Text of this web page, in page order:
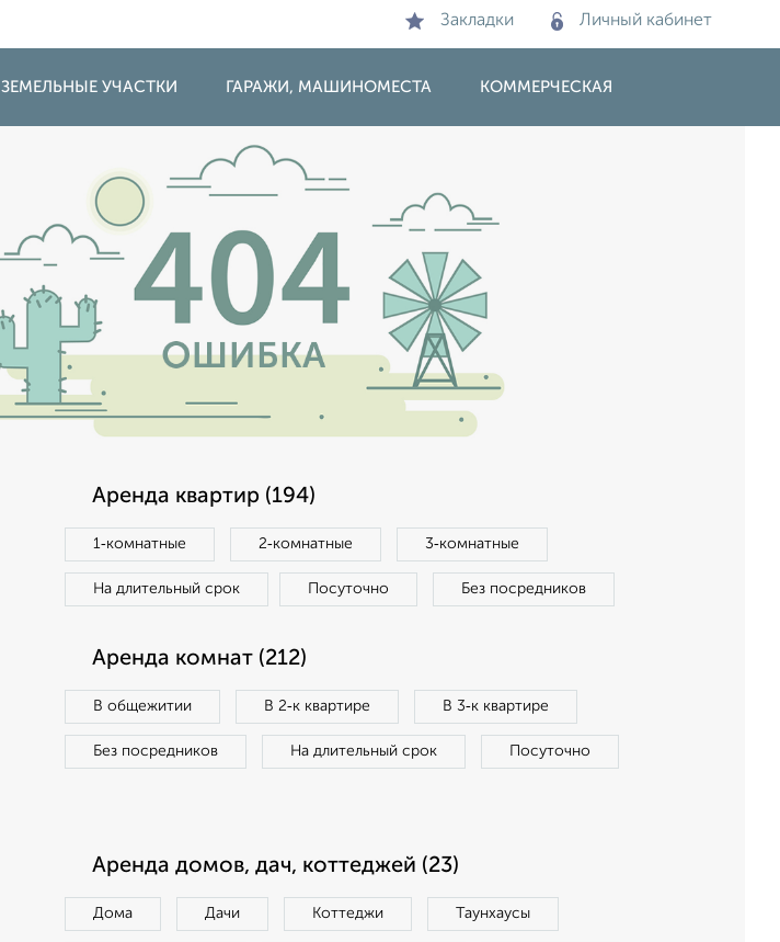
Закладки Личный кабинет
ЗЕМЕЛЬНЫЕ УЧАСТКИ ГАРАЖИ, МАШИНОМЕСТА КОММЕРЧЕСКАЯ
Аренда квартир (194)
1‑комнатные 2‑комнатные 3‑комнатные
На длительный срок Посуточно Без посредников
Аренда комнат (212)
В общежитии В 2‑к квартире В 3‑к квартире
Без посредников На длительный срок Посуточно
Аренда домов, дач, коттеджей (23)
Дома Дачи Коттеджи Таунхаусы